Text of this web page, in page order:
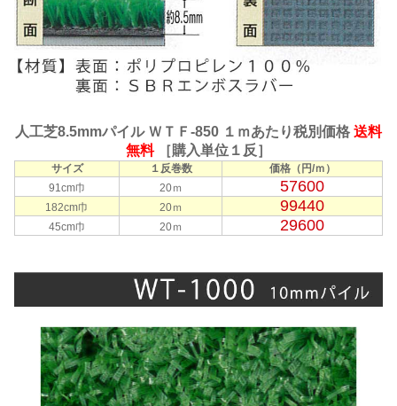
人工芝8.5mmパイル ＷＴＦ-850 １ｍあたり税別価格 送料
無料［購入単位１反］
サイズ １反巻数
価格（円/ｍ）
91cm巾
20ｍ 57600
182cm巾 20ｍ 99440
45cm巾 20ｍ 29600